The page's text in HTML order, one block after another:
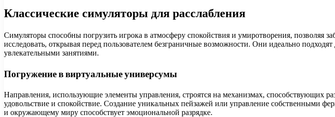
Классические симуляторы для расслабления
Симуляторы способны погрузить игрока в атмосферу спокойствия и умиротворения, позволяя
исследовать, открывая перед пользователем безграничные возможности. Они идеально
увлекательными занятиями.
Погружение в виртуальные универсумы
Направления, использующие элементы управления, строятся на механизмах, способствующих
удовольствие и спокойствие. Создание уникальных пейзажей или управление собственными
и окружающему миру способствует эмоциональной разрядке.